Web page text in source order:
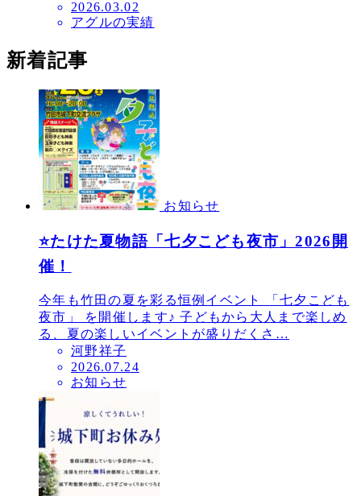
投
稿
2026.03.02
アグルの実績
新着記事
お知らせ
⭐たけた夏物語「七夕こども夜市」2026開
催！
今年も竹田の夏を彩る恒例イベント 「七夕こども
夜市」 を開催します♪ 子どもから大人まで楽しめ
る、夏の楽しいイベントが盛りだくさ…
河野祥子
投
稿
2026.07.24
お知らせ